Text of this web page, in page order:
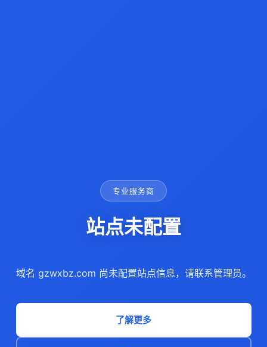
专业服务商
站点未配置
域名 gzwxbz.com 尚未配置站点信息，请联系管理员。
了解更多